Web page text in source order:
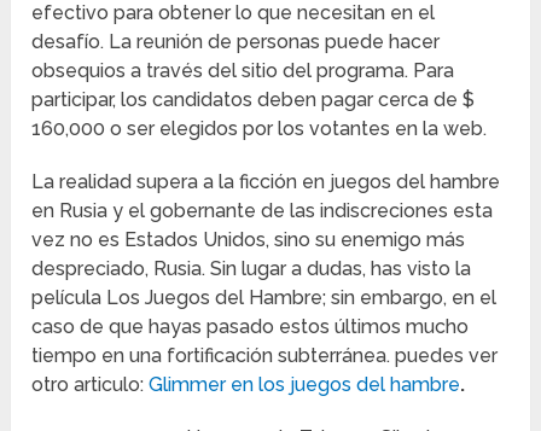
efectivo para obtener lo que necesitan en el
desafío. La reunión de personas puede hacer
obsequios a través del sitio del programa. Para
participar, los candidatos deben pagar cerca de $
160,000 o ser elegidos por los votantes en la web.
La realidad supera a la ficción en juegos del hambre
en Rusia y el gobernante de las indiscreciones esta
vez no es Estados Unidos, sino su enemigo más
despreciado, Rusia. Sin lugar a dudas, has visto la
película Los Juegos del Hambre; sin embargo, en el
caso de que hayas pasado estos últimos mucho
tiempo en una fortificación subterránea. puedes ver
otro articulo:Glimmer en los juegos del hambre.